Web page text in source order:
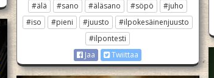
#älä #sano #äläsano #söpö
#juho
#iso
#pieni #juusto
#ilpokesäinenjuusto
#ilpontesti
Jaa
Twiittaa